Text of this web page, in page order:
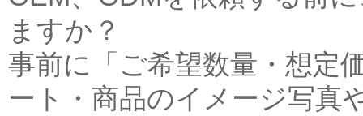
ますか？
事前に「ご希望数量・想定
ート・商品のイメージ写真